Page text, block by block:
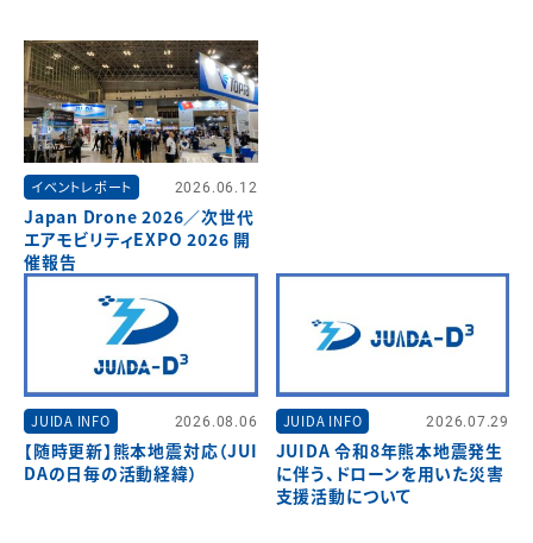
イベントレポート 2026.06.12
Japan Drone 2026／次世代
エアモビリティEXPO 2026 開
催報告
JUIDA INFO 2026.08.06
【随時更新】熊本地震対応（JUI
DAの日毎の活動経緯）
JUIDA INFO 2026.07.29
JUIDA 令和8年熊本地震発生
に伴う、ドローンを用いた災害
支援活動について